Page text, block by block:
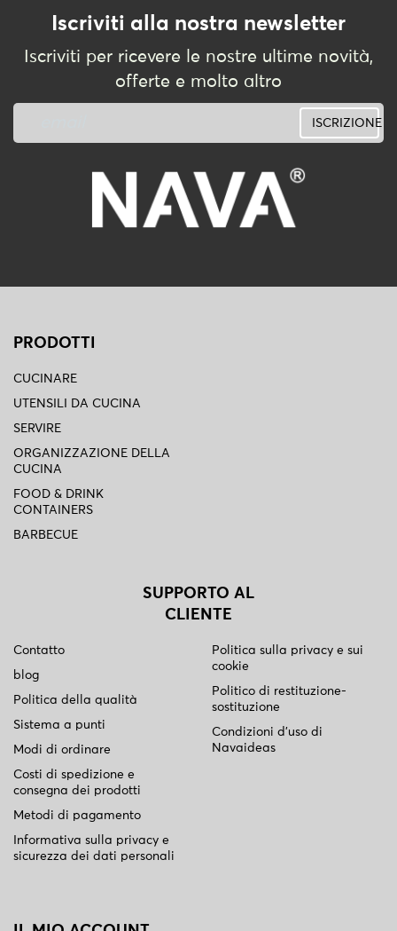
Iscriviti alla nostra newsletter
Iscriviti per ricevere le nostre ultime novità,
offerte e molto altro
ISCRIZIONE
PRODOTTI
CUCINARE
UTENSILI DA CUCINA
SERVIRE
ORGANIZZAZIONE DELLA
CUCINA
FOOD & DRINK
CONTAINERS
BARBECUE
SUPPORTO AL
CLIENTE
Contatto
blog
Politica della qualità
Sistema a punti
Modi di ordinare
Costi di spedizione e
consegna dei prodotti
Metodi di pagamento
Informativa sulla privacy e
sicurezza dei dati personali
Politica sulla privacy e sui
cookie
Politico di restituzione-
sostituzione
Condizioni d'uso di
Navaideas